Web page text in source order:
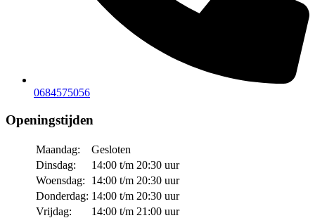
0684575056
Openingstijden
Maandag:
Gesloten
Dinsdag:
14:00 t/m 20:30 uur
Woensdag:
14:00 t/m 20:30 uur
Donderdag: 14:00 t/m 20:30 uur
Vrijdag:
14:00 t/m 21:00 uur